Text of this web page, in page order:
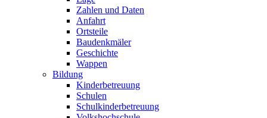
Zahlen und Daten
Anfahrt
Ortsteile
Baudenkmäler
Geschichte
Wappen
Bildung
Kinderbetreuung
Schulen
Schulkinderbetreuung